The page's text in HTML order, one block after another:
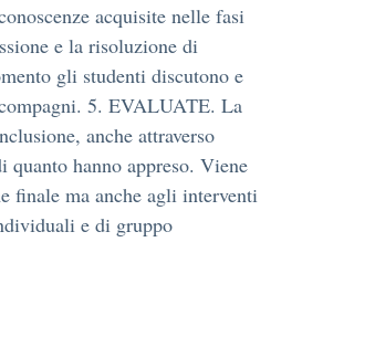
acquisite nelle fasi
e la risoluzione di
gli studenti discutono e
5. EVALUATE. La
anche attraverso
hanno appreso. Viene
finale ma anche agli interventi
e di gruppo